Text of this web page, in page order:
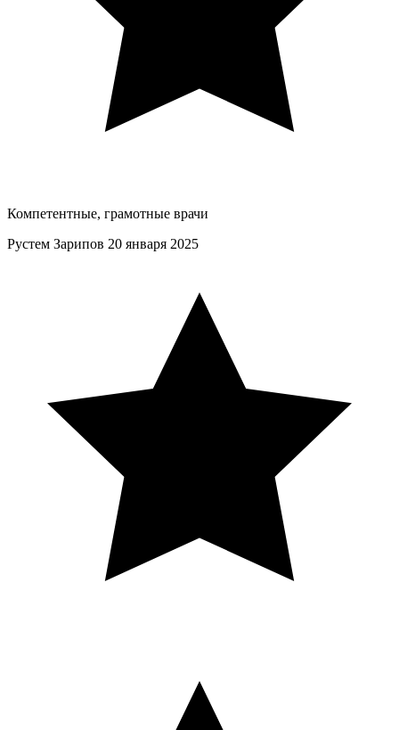
Компетентные, грамотные врачи
Рустем Зарипов 20 января 2025